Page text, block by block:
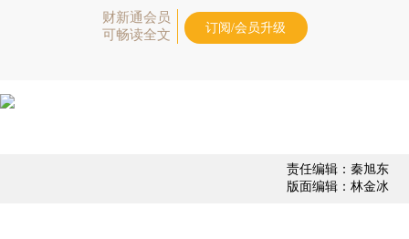
财新通会员
可畅读全文
订阅/会员升级
责任编辑：秦旭东
版面编辑：林金冰